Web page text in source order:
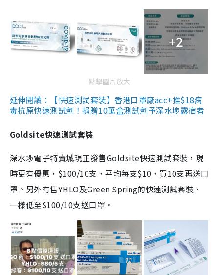
+2
點擊圖片放大
延伸閱讀：【快速測試套裝】香港口罩廠acc+推$18病
毒抗原快速測試劑！捐贈10萬盒測試劑予深水埗露宿者
Goldsite快速測試套裝
深水埗電子特賣城現正發售Goldsite快速測試套裝，現
時更有優惠，$100/10支，平均每支$10，買10支再送口
罩。另外有售YHLO及Green Spring的快速測試套裝，
一樣低至$100/10支送口罩。